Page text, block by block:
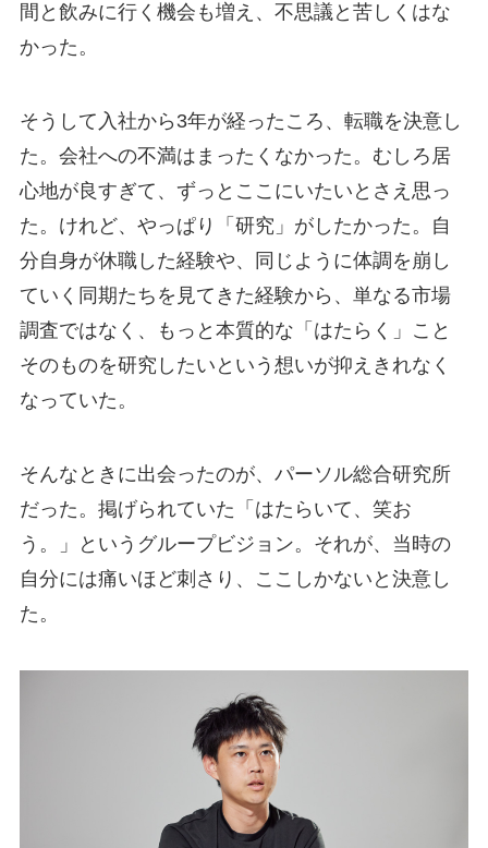
間と飲みに行く機会も増え、不思議と苦しくはな
かった。
そうして入社から3年が経ったころ、転職を決意し
た。会社への不満はまったくなかった。むしろ居
心地が良すぎて、ずっとここにいたいとさえ思っ
た。けれど、やっぱり「研究」がしたかった。自
分自身が休職した経験や、同じように体調を崩し
ていく同期たちを見てきた経験から、単なる市場
調査ではなく、もっと本質的な「はたらく」こと
そのものを研究したいという想いが抑えきれなく
なっていた。
そんなときに出会ったのが、パーソル総合研究所
だった。掲げられていた「はたらいて、笑お
う。」というグループビジョン。それが、当時の
自分には痛いほど刺さり、ここしかないと決意し
た。